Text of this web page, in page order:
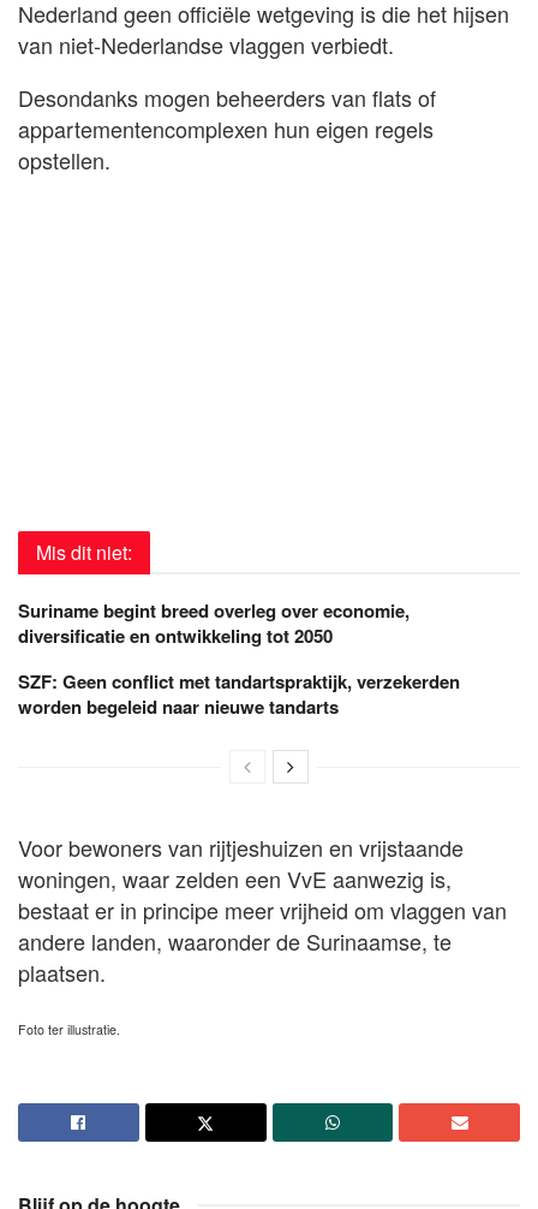
Nederland geen officiële wetgeving is die het hijsen
van niet-Nederlandse vlaggen verbiedt.
Desondanks mogen beheerders van flats of
appartementencomplexen hun eigen regels
opstellen.
Mis dit niet:
Suriname begint breed overleg over economie,
diversificatie en ontwikkeling tot 2050
SZF: Geen conflict met tandartspraktijk, verzekerden
worden begeleid naar nieuwe tandarts
Voor bewoners van rijtjeshuizen en vrijstaande
woningen, waar zelden een VvE aanwezig is,
bestaat er in principe meer vrijheid om vlaggen van
andere landen, waaronder de Surinaamse, te
plaatsen.
Foto ter illustratie.